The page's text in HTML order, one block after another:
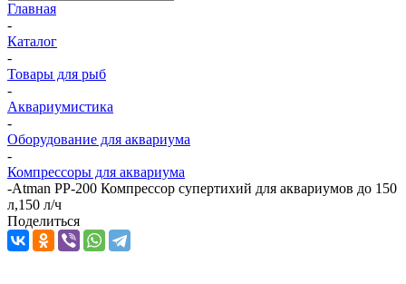
Главная
-
Каталог
-
Товары для рыб
-
Аквариумистика
-
Оборудование для аквариума
-
Компрессоры для аквариума
-Atman PP-200 Компрессор супертихий для аквариумов до 150
л,150 л/ч
Поделиться